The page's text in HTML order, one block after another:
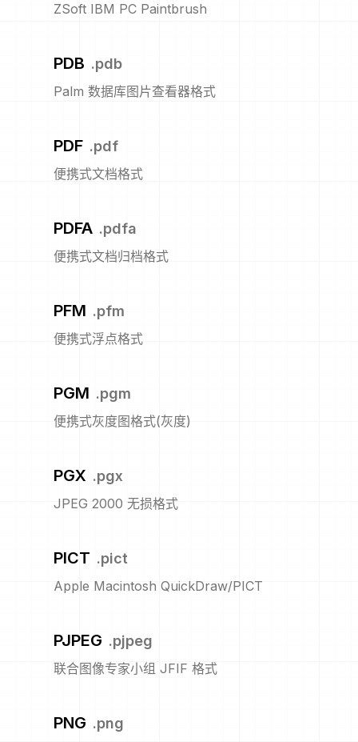
ZSoft IBM PC Paintbrush
PDB .pdb
Palm 数据库图片查看器格式
PDF .pdf
便携式文档格式
PDFA .pdfa
便携式文档归档格式
PFM .pfm
便携式浮点格式
PGM .pgm
便携式灰度图格式(灰度)
PGX .pgx
JPEG 2000 无损格式
PICT .pict
Apple Macintosh QuickDraw/PICT
PJPEG .pjpeg
联合图像专家小组 JFIF 格式
PNG .png